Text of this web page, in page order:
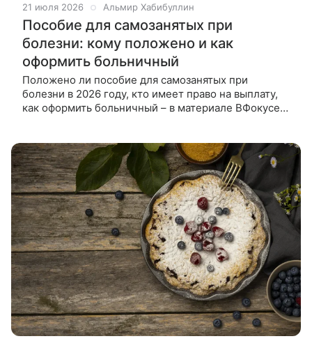
21 июля 2026 Альмир Хабибуллин
Пособие для самозанятых при
болезни: кому положено и как
оформить больничный
Положено ли пособие для самозанятых при
болезни в 2026 году, кто имеет право на выплату,
как оформить больничный – в материале ВФокусе